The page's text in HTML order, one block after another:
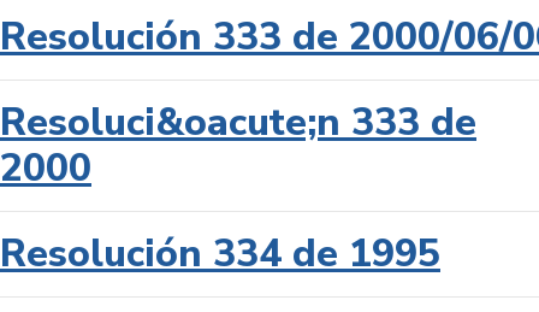
Resolución 333 de 2000/06/
Resoluci&oacute;n 333 de
2000
Resolución 334 de 1995